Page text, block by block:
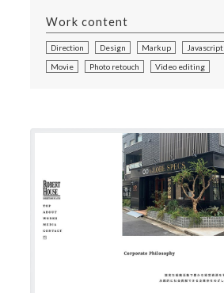
Work content
Direction Design Markup Javascript
Movie
Photo retouch Video editing